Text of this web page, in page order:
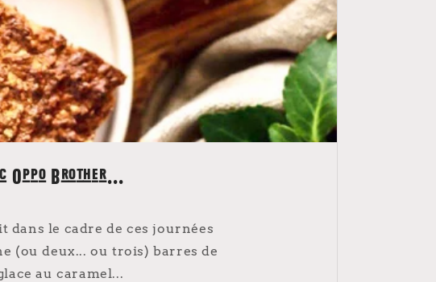
Oppo Brother...
dans le cadre de ces journées
(ou deux... ou trois) barres de
au caramel...